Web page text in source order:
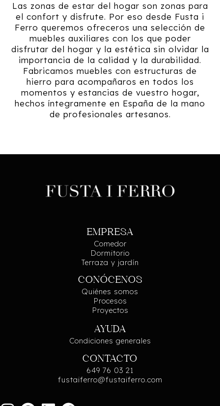
Las zonas de estar del hogar son zonas para
el confort y disfrute. Por eso desde Fusta i
Ferro queremos ofreceros una selección de
muebles auxiliares con los que poder
disfrutar del hogar y la estética sin olvidar la
importancia de la calidad y la durabilidad.
Fabricamos muebles con estructuras de
hierro para acompañaros en todos los
momentos y estancias de vuestro hogar,
hechos íntegramente en España de la mano
de profesionales artesanos.
EMPRESA
Comedor
Dormitorio
Terraza y jardín
CONÓCENOS
Quiénes somos
Procesos
Proyectos
AYUDA
Condiciones generales
CONTACTO
649 76 03 21
fustaiferro@fustaiferro.com